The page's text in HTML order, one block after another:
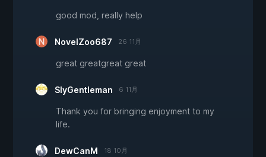
good mod, really help
NovelZoo687 26 11月
great greatgreat great
SlyGentleman 6 11月
Thank you for bringing enjoyment to my
life.
DewCanM 18 10月